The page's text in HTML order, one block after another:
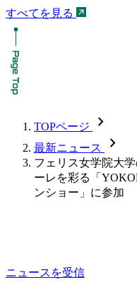
すべてを見る
TOPページ chevron_forward
最新ニュース chevron_forward
フェリス女学院大
ーレを彩る「
ンショー」に参加
ニュースを受信